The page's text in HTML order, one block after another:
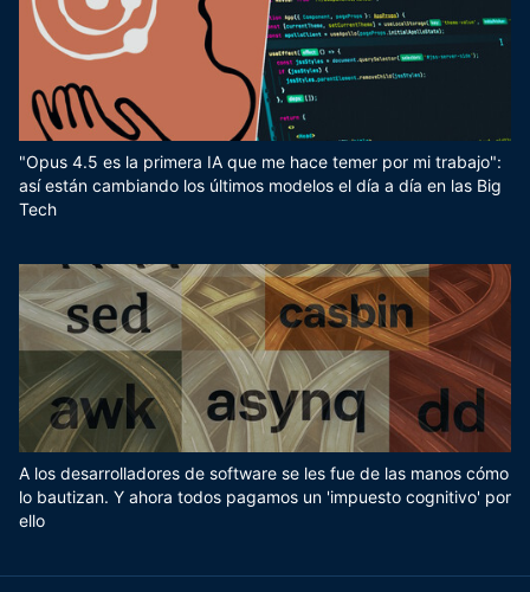
"Opus 4.5 es la primera IA que me hace temer por mi trabajo":
así están cambiando los últimos modelos el día a día en las Big
Tech
A los desarrolladores de software se les fue de las manos cómo
lo bautizan. Y ahora todos pagamos un 'impuesto cognitivo' por
ello